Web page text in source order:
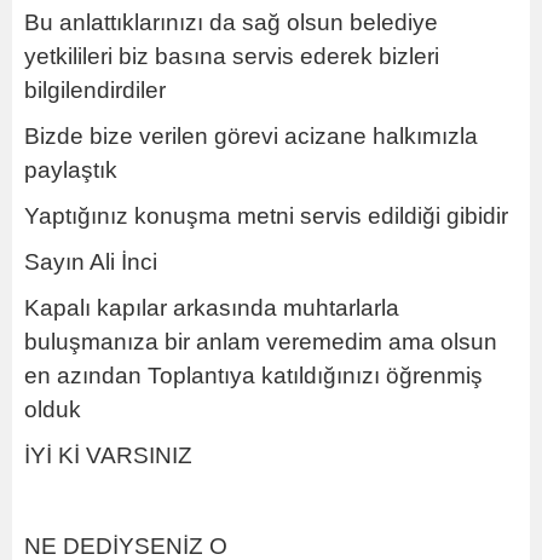
Bu anlattıklarınızı da sağ olsun belediye
yetkilileri biz basına servis ederek bizleri
bilgilendirdiler
Bizde bize verilen görevi acizane halkımızla
paylaştık
Yaptığınız konuşma metni servis edildiği gibidir
Sayın Ali İnci
Kapalı kapılar arkasında muhtarlarla
buluşmanıza bir anlam veremedim ama olsun
en azından Toplantıya katıldığınızı öğrenmiş
olduk
İYİ Kİ VARSINIZ
NE DEDİYSENİZ O